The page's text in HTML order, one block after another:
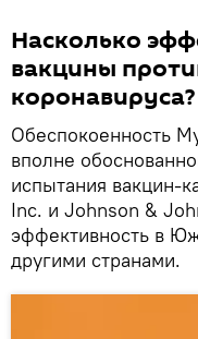
Насколько
вакцины
коронавируса?
Обеспокоенность
вполне
испытания вакцин-
Inc. и Johnson &
эффективность в
другими странами.